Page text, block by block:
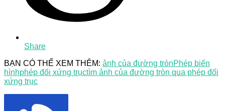
Share
BẠN CÓ THỂ XEM THÊM: ảnh của đường trònPhép biến
hìnhphép đối xứng trụctìm ảnh của đường tròn qua phép đối
xứng trục